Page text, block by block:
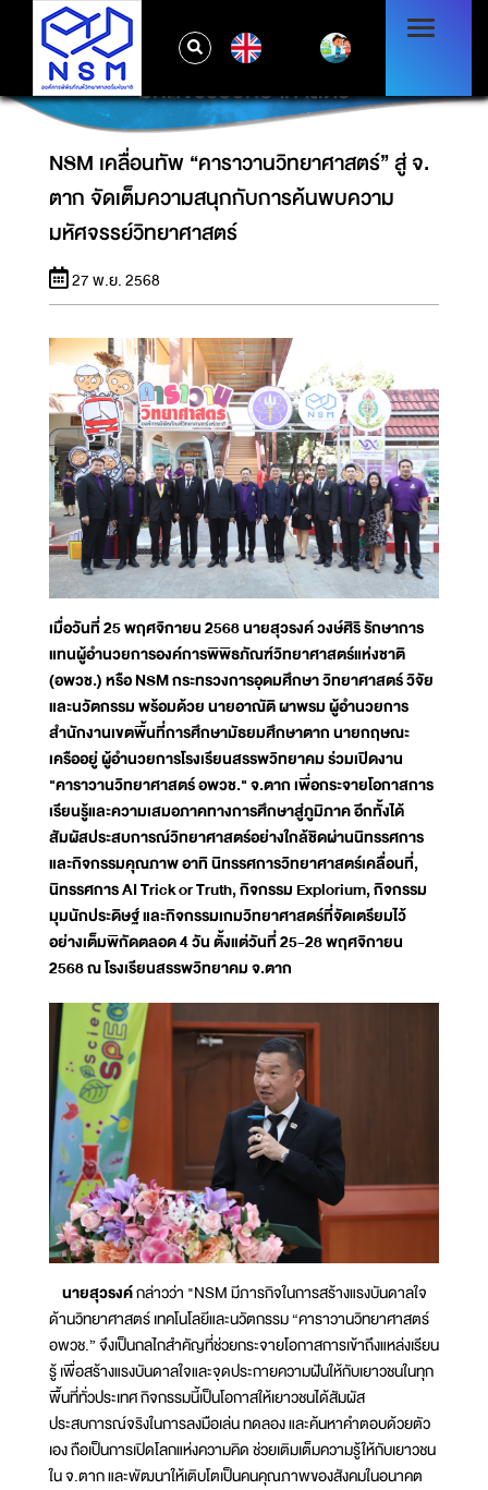
NSM เคลื่อนทัพ “คาราวานวิทยาศาสตร์” สู่ จ.
ตาก จัดเต็มความสนุกกับการค้นพบความ
มหัศจรรย์วิทยาศาสตร์
NSM เคลื่อนทัพ “คาราวานวิทยาศาสตร์” สู่ จ.
ตาก จัดเต็มความสนุกกับการค้นพบความ
มหัศจรรย์วิทยาศาสตร์
27 พ.ย. 2568
เมื่อวันที่ 25 พฤศจิกายน 2568 นายสุวรงค์ วงษ์ศิริ รักษาการ
แทนผู้อำนวยการองค์การพิพิธภัณฑ์วิทยาศาสตร์แห่งชาติ
(อพวช.) หรือ NSM กระทรวงการอุดมศึกษา วิทยาศาสตร์ วิจัย
และนวัตกรรม พร้อมด้วย นายอาณัติ ผาพรม ผู้อำนวยการ
สำนักงานเขตพื้นที่การศึกษามัธยมศึกษาตาก นายกฤษณะ
เครืออยู่ ผู้อำนวยการโรงเรียนสรรพวิทยาคม ร่วมเปิดงาน
"คาราวานวิทยาศาสตร์ อพวช." จ.ตาก เพื่อกระจายโอกาสการ
เรียนรู้และความเสมอภาคทางการศึกษาสู่ภูมิภาค อีกทั้งได้
สัมผัสประสบการณ์วิทยาศาสตร์อย่างใกล้ชิดผ่านนิทรรศการ
และกิจกรรมคุณภาพ อาทิ นิทรรศการวิทยาศาสตร์เคลื่อนที่,
นิทรรศการ AI Trick or Truth, กิจกรรม Explorium, กิจกรรม
มุมนักประดิษฐ์ และกิจกรรมเกมวิทยาศาสตร์ที่จัดเตรียมไว้
อย่างเต็มพิกัดตลอด 4 วัน ตั้งแต่วันที่ 25-28 พฤศจิกายน
2568 ณ โรงเรียนสรรพวิทยาคม จ.ตาก
นายสุวรงค์กล่าวว่า "NSM มีภารกิจในการสร้างแรงบันดาลใจ
ด้านวิทยาศาสตร์ เทคโนโลยีและนวัตกรรม “คาราวานวิทยาศาสตร์
อพวช.” จึงเป็นกลไกสำคัญที่ช่วยกระจายโอกาสการเข้าถึงแหล่งเรียน
รู้ เพื่อสร้างแรงบันดาลใจและจุดประกายความฝันให้กับเยาวชนในทุก
พื้นที่ทั่วประเทศ กิจกรรมนี้เป็นโอกาสให้เยาวชนได้สัมผัส
ประสบการณ์จริงในการลงมือเล่น ทดลอง และค้นหาคำตอบด้วยตัว
เอง ถือเป็นการเปิดโลกแห่งความคิด ช่วยเติมเต็มความรู้ให้กับเยาวชน
ใน จ.ตาก และพัฒนาให้เติบโตเป็นคนคุณภาพของสังคมในอนาคต